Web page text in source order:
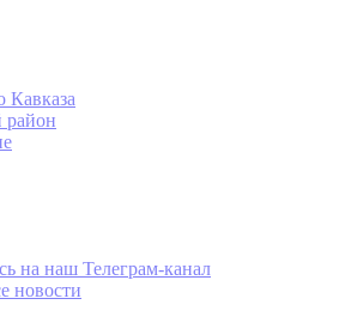
район
на наш Телеграм-канал
новости